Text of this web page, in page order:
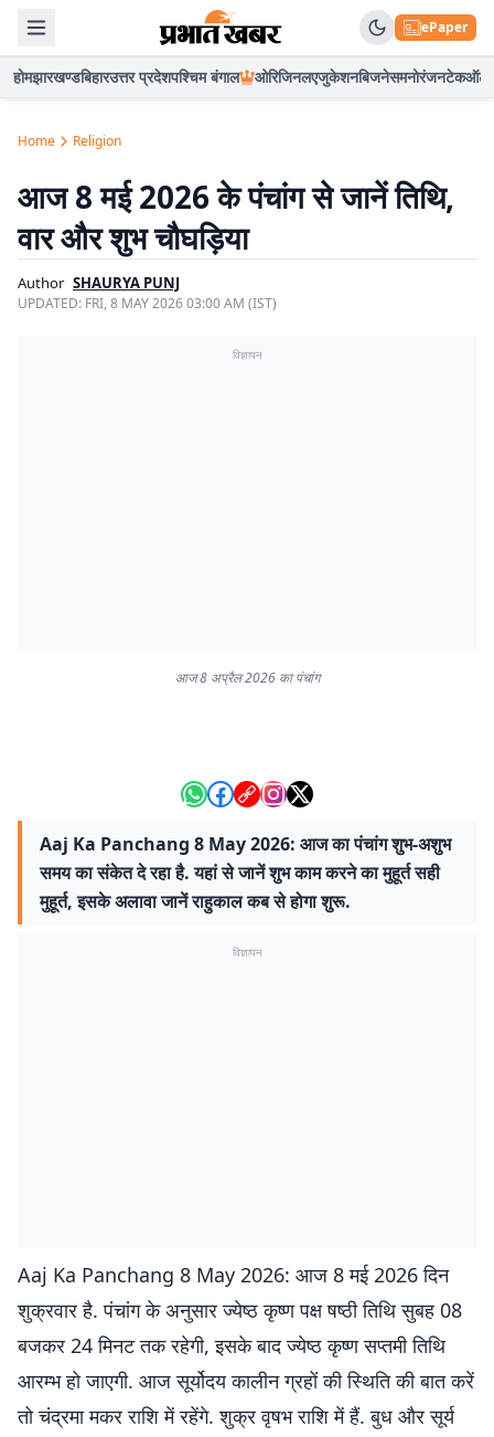
ePaper
होमझारखण्डबिहारउत्तर प्रदेशपश्चिम बंगाल ओरिजिनलएजुकेशनबिजनेसमनोरंजनटेकऑटो
Home Religion
आज 8 मई 2026 के पंचांग से जानें तिथि,
वार और शुभ चौघड़िया
Author SHAURYA PUNJ
UPDATED: FRI, 8 MAY 2026 03:00 AM (IST)
विज्ञापन
आज 8 अप्रैल 2026 का पंचांग
Aaj Ka Panchang 8 May 2026: आज का पंचांग शुभ-अशुभ
समय का संकेत दे रहा है. यहां से जानें शुभ काम करने का मुहूर्त सही
मुहूर्त, इसके अलावा जानें राहुकाल कब से होगा शुरू.
विज्ञापन
Aaj Ka Panchang 8 May 2026: आज 8 मई 2026 दिन
शुक्रवार है. पंचांग के अनुसार ज्येष्ठ कृष्ण पक्ष षष्ठी तिथि सुबह 08
बजकर 24 मिनट तक रहेगी, इसके बाद ज्येष्ठ कृष्ण सप्तमी तिथि
आरम्भ हो जाएगी. आज सूर्योदय कालीन ग्रहों की स्थिति की बात करें
तो चंद्रमा मकर राशि में रहेंगे. शुक्र वृषभ राशि में हैं. बुध और सूर्य